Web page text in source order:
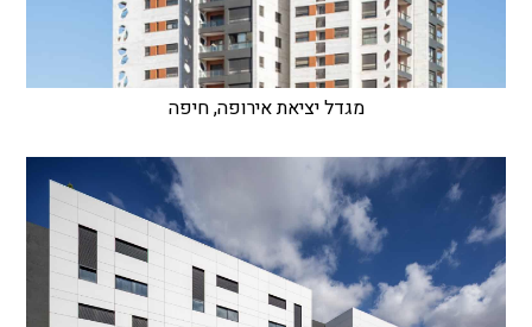
מגדל יציאת אירופה, חיפה